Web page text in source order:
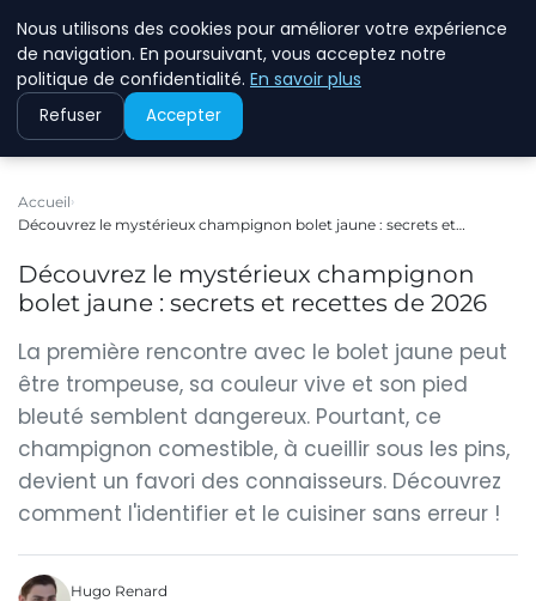
ASVOLETCOTENTIN
Accueil
Découvrez le mystérieux champignon bolet jaune : secrets et…
Découvrez le mystérieux champignon
bolet jaune : secrets et recettes de 2026
La première rencontre avec le bolet jaune peut
être trompeuse, sa couleur vive et son pied
bleuté semblent dangereux. Pourtant, ce
champignon comestible, à cueillir sous les pins,
devient un favori des connaisseurs. Découvrez
comment l'identifier et le cuisiner sans erreur !
Hugo Renard
Nous utilisons des cookies pour améliorer votre expérience
de navigation. En poursuivant, vous acceptez notre
politique de confidentialité. En savoir plus
Refuser Accepter